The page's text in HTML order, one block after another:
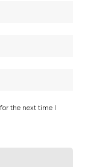
the next time I